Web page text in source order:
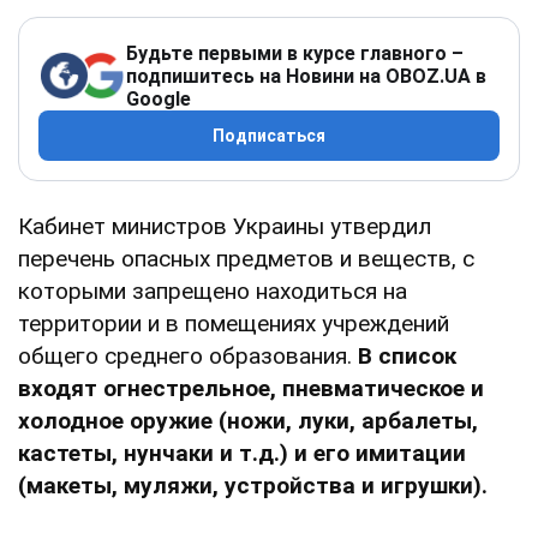
Будьте первыми в курсе главного –
подпишитесь на Новини на OBOZ.UA в
Google
Подписаться
Кабинет министров Украины утвердил
перечень опасных предметов и веществ, с
которыми запрещено находиться на
территории и в помещениях учреждений
общего среднего образования. В список
входят огнестрельное, пневматическое и
холодное оружие (ножи, луки, арбалеты,
кастеты, нунчаки и т.д.) и его имитации
(макеты, муляжи, устройства и игрушки).